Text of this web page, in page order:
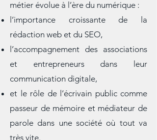
apprendrez également comment ce
métier évolue à l’ère du numérique :
l’importance croissante de la
rédaction web et du SEO,
l’accompagnement des associations
et entrepreneurs dans leur
communication digitale,
et le rôle de l’écrivain public comme
passeur de mémoire et médiateur de